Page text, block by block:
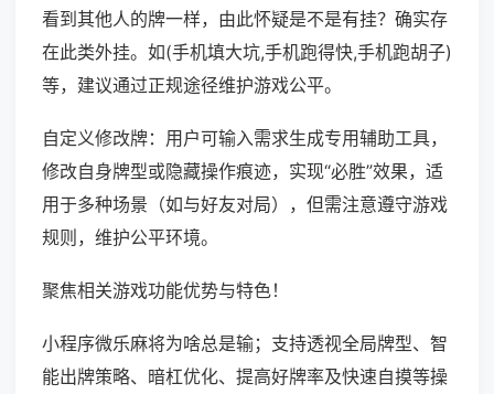
看到其他人的牌一样，由此怀疑是不是有挂？确实存
在此类外挂。如(手机填大坑,手机跑得快,手机跑胡子)
等，建议通过正规途径维护游戏公平。
自定义修改牌：用户可输入需求生成专用辅助工具，
修改自身牌型或隐藏操作痕迹，实现“必胜”效果，适
用于多种场景（如与好友对局），但需注意遵守游戏
规则，维护公平环境。
聚焦相关游戏功能优势与特色！
小程序微乐麻将为啥总是输；支持透视全局牌型、智
能出牌策略、暗杠优化、提高好牌率及快速自摸等操